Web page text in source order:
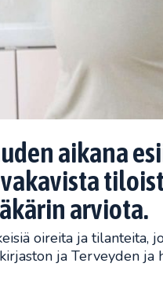
aikana
arviota.
oireita ja tilanteita,
ja Terveyden ja